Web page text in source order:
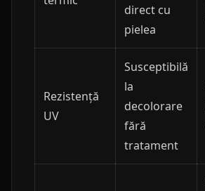
direct cu
pielea
Rezistență
UV
Susceptibilă
la
decolorare
fără
tratament